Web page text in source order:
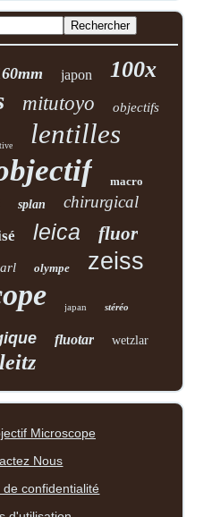
japon 100x
mitutoyo objectifs
lentilles
macro
splan chirurgical
leica fluor
olympe zeiss
japan stéréo
fluotar wetzlar
leitz
Microscope
Nous
de confidentialité